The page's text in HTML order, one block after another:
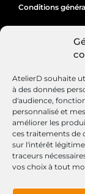
AtelierD souhaite
à des données
d'audience,
personnalisé et
améliorer les
ces traitements de
sur l'intérêt
traceurs
vos choix à tout
Conditions
Site